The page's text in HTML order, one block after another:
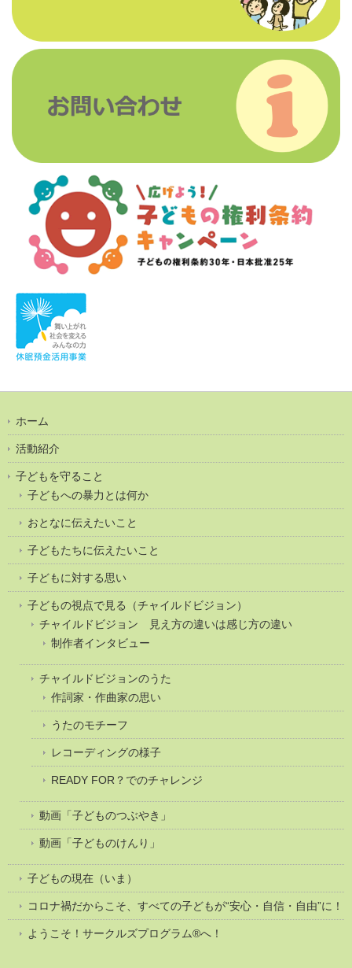
ホーム
活動紹介
子どもを守ること
子どもへの暴力とは何か
おとなに伝えたいこと
子どもたちに伝えたいこと
子どもに対する思い
子どもの視点で見る（チャイルドビジョン）
チャイルドビジョン 見え方の違いは感じ方の違い
制作者インタビュー
チャイルドビジョンのうた
作詞家・作曲家の思い
うたのモチーフ
レコーディングの様子
READY FOR？でのチャレンジ
動画「子どものつぶやき」
動画「子どものけんり」
子どもの現在（いま）
コロナ禍だからこそ、すべての子どもが“安心・自信・自由”に！
ようこそ！サークルズプログラム®へ！